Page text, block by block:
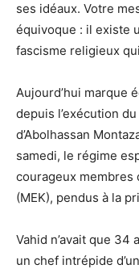
ses idéaux. Votre
équivoque : il existe
fascisme religieux
Aujourd’hui marque
depuis l’exécution
d’Abolhassan
samedi, le régime
courageux membres
(MEK), pendus à la
Vahid n’avait que
un chef intrépide